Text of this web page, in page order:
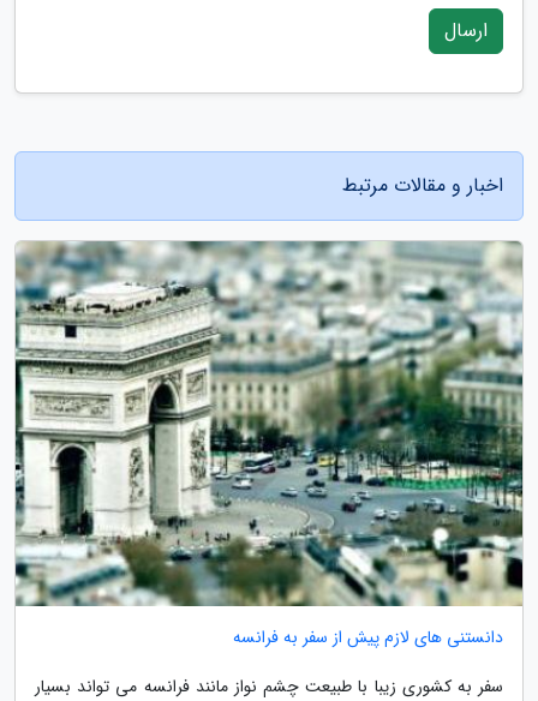
ارسال
اخبار و مقالات مرتبط
دانستنی های لازم پیش از سفر به فرانسه
سفر به کشوری زیبا با طبیعت چشم نواز مانند فرانسه می تواند بسیار